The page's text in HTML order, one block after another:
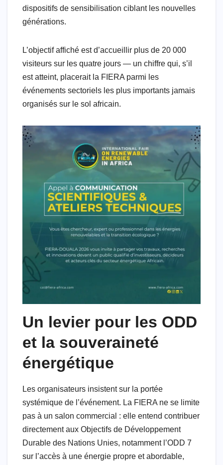
dispositifs de sensibilisation ciblant les nouvelles
générations.
L’objectif affiché est d’accueillir plus de 20 000
visiteurs sur les quatre jours — un chiffre qui, s’il
est atteint, placerait la FIERA parmi les
événements sectoriels les plus importants jamais
organisés sur le sol africain.
Un levier pour les ODD
et la souveraineté
énergétique
Les organisateurs insistent sur la portée
systémique de l’événement. La FIERA ne se limite
pas à un salon commercial : elle entend contribuer
directement aux Objectifs de Développement
Durable des Nations Unies, notamment l’ODD 7
sur l’accès à une énergie propre et abordable,